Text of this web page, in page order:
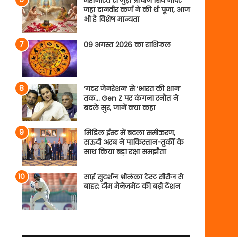
जहां दानवीर कर्ण ने की थी पूजा, आज
भी है विशेष मान्यता
09 अगस्त 2026 का राशिफल
‘गटर जेनरेशन’ से ‘भारत की शान’
तक… Gen Z पर कंगना रनौत ने
बदले सुर, जानें क्या कहा
मिडिल ईस्ट में बदला समीकरण,
सऊदी अरब ने पाकिस्तान-तुर्की के
साथ किया बड़ा रक्षा समझौता
साई सुदर्शन श्रीलंका टेस्ट सीरीज से
बाहर: टीम मैनेजमेंट की बढ़ी टेंशन